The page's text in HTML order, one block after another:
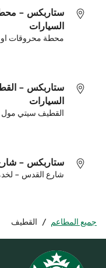
ستاربكس -
السيارات
محطة محروقات
ستاربكس -
السيارات
القطيف سيتي مول
ستاربكس -
شارع القدس -
جميع المطاعم / القطيف